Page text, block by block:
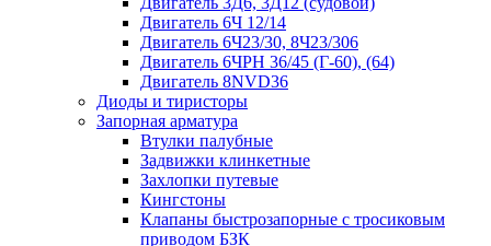
Двигатель 6Ч 12/14
Двигатель 6Ч23/30, 8Ч23/306
Двигатель 6ЧРН 36/45 (Г-60), (64)
Двигатель 8NVD36
Диоды и тиристоры
Запорная арматура
Втулки палубные
Задвижки клинкетные
Захлопки путевые
Кингстоны
Клапаны быстрозапорные с тросиковым
приводом БЗК